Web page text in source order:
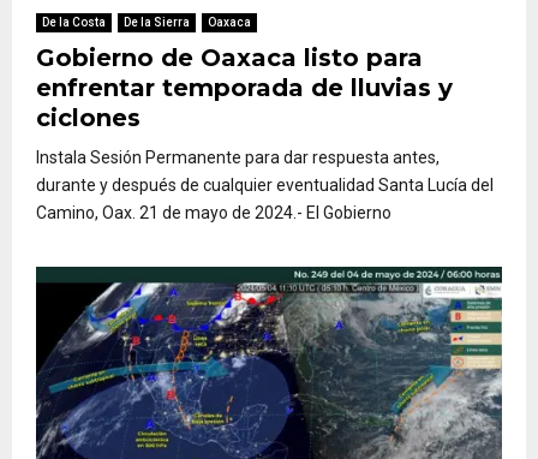
De la Costa De la Sierra Oaxaca
Gobierno de Oaxaca listo para
enfrentar temporada de lluvias y
ciclones
Instala Sesión Permanente para dar respuesta antes,
durante y después de cualquier eventualidad Santa Lucía del
Camino, Oax. 21 de mayo de 2024.- El Gobierno